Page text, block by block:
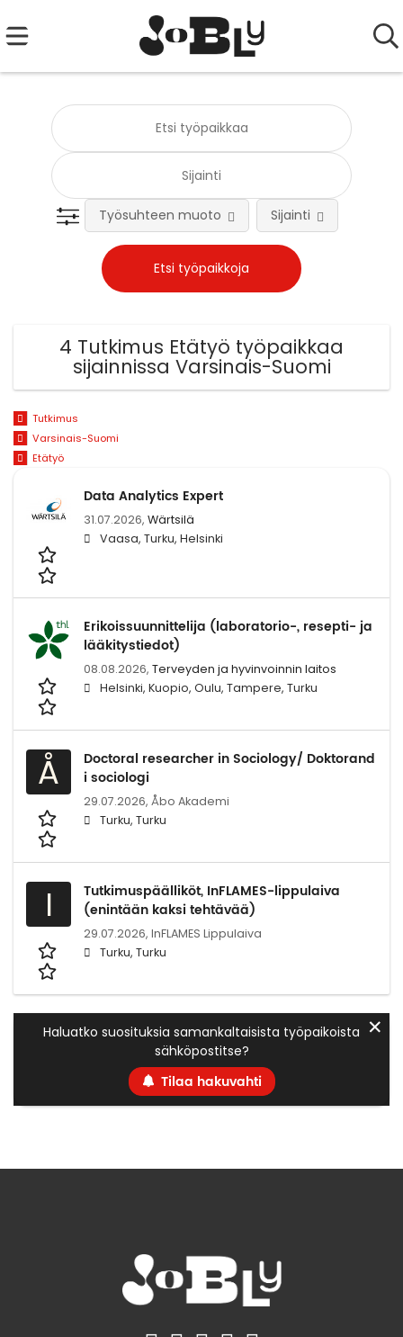
Työsuhteen muoto Sijainti
4 Tutkimus Etätyö työpaikkaa
sijainnissa Varsinais-Suomi
Tutkimus
Varsinais-Suomi
Etätyö
Data Analytics Expert
31.07.2026, Wärtsilä
Vaasa, Turku, Helsinki
Erikoissuunnittelija (laboratorio-, resepti- ja
lääkitystiedot)
08.08.2026, Terveyden ja hyvinvoinnin laitos
Helsinki, Kuopio, Oulu, Tampere, Turku
Å
Doctoral researcher in Sociology/ Doktorand
i sociologi
29.07.2026, Åbo Akademi
Turku, Turku
I
Tutkimuspäälliköt, InFLAMES-lippulaiva
(enintään kaksi tehtävää)
29.07.2026, InFLAMES Lippulaiva
Turku, Turku
Haluatko suosituksia samankaltaisista työpaikoista
sähköpostitse?
Tilaa hakuvahti
✕